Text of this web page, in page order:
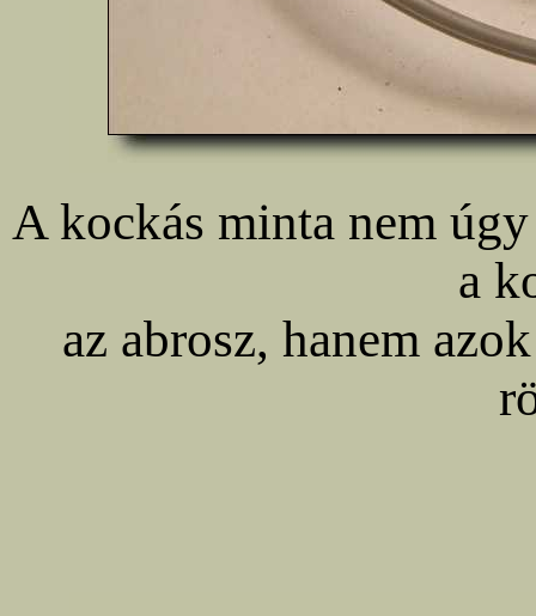
A kockás minta nem
a
az abrosz, hanem